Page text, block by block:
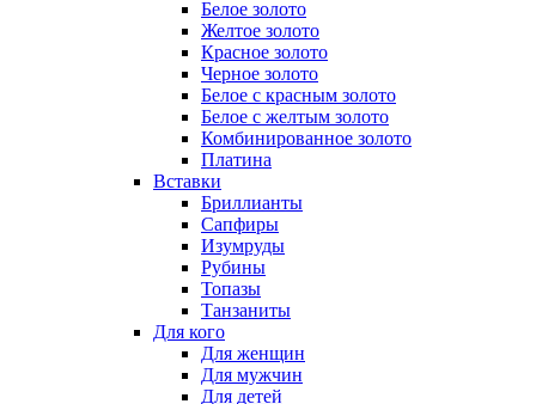
Белое золото
Желтое золото
Красное золото
Черное золото
Белое с красным золото
Белое с желтым золото
Комбинированное золото
Платина
Вставки
Бриллианты
Сапфиры
Изумруды
Рубины
Топазы
Танзаниты
Для кого
Для женщин
Для мужчин
Для детей